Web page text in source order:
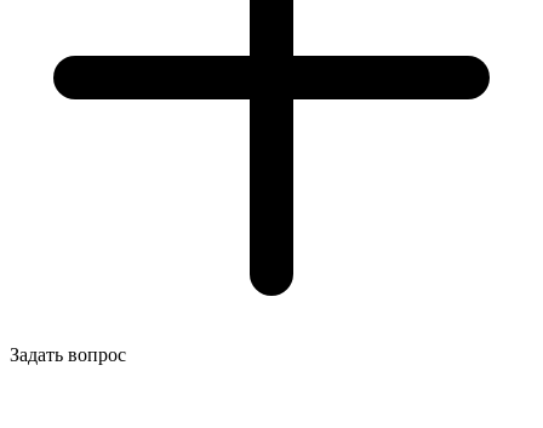
Задать вопрос